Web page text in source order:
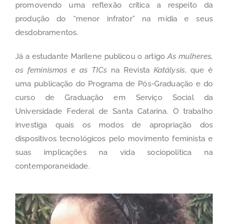
promovendo uma reflexão crítica a respeito da
produção do “menor infrator” na mídia e seus
desdobramentos.
Já a estudante Marilene publicou o artigoAs mulheres,
os feminismos e as TICs na Revista Katálysis, que é
uma publicação do Programa de Pós-Graduação e do
curso de Graduação em Serviço Social da
Universidade Federal de Santa Catarina. O trabalho
investiga quais os modos de apropriação dos
dispositivos tecnológicos pelo movimento feminista e
suas implicações na vida sociopolítica na
contemporaneidade.